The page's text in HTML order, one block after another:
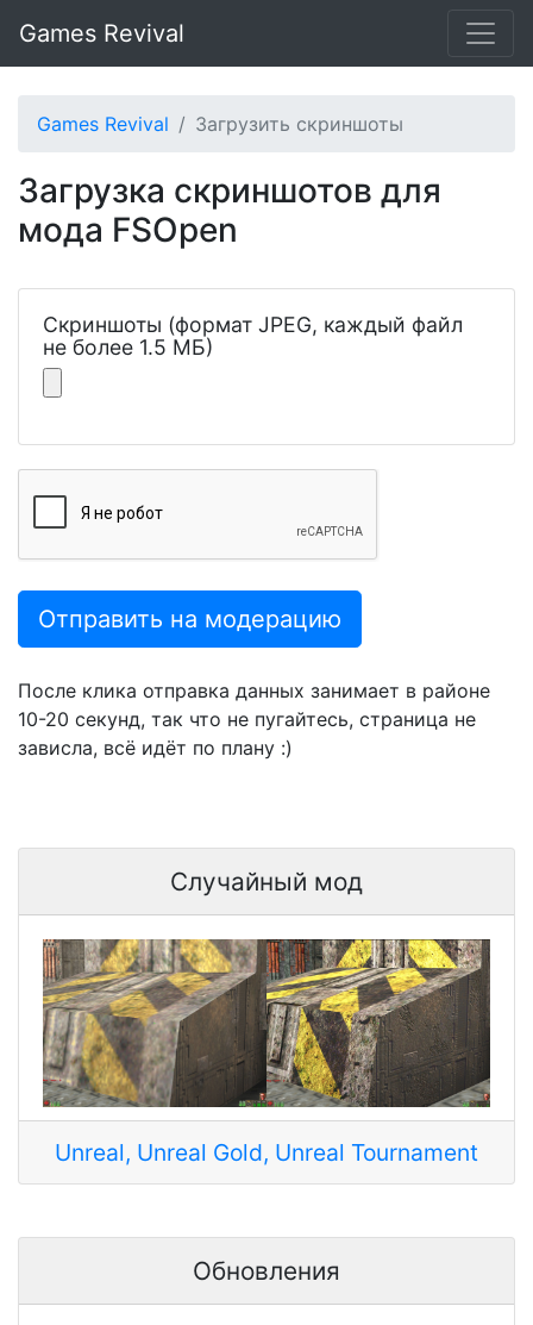
Games Revival
Games Revival Загрузить скриншоты
Загрузка скриншотов для
мода FSOpen
Скриншоты (формат JPEG, каждый файл
не более 1.5 МБ)
Отправить на модерацию
После клика отправка данных занимает в районе
10-20 секунд, так что не пугайтесь, страница не
зависла, всё идёт по плану :)
Случайный мод
Unreal, Unreal Gold, Unreal Tournament
Обновления